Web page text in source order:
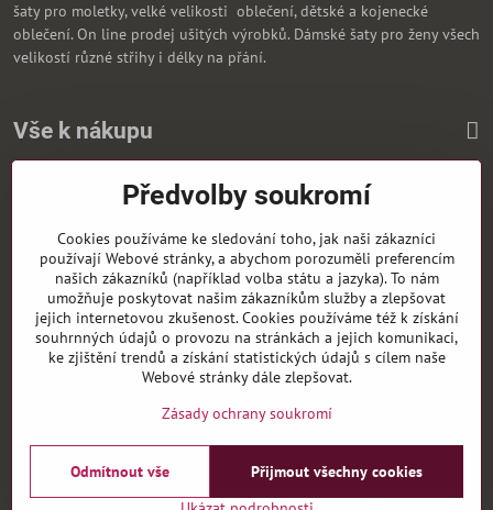
šaty pro moletky, velké velikosti oblečení, dětské a kojenecké
oblečení. On line prodej ušitých výrobků. Dámské šaty pro ženy všech
velikostí různé střihy i délky na přání.
Vše k nákupu
Zasíláme i na Slovensko
©2026CopyrightPředvolby soukromíZásady ochrany soukromí
Předvolby soukromí
Cookies používáme ke sledování toho, jak naši zákazníci
používají Webové stránky, a abychom porozuměli preferencím
našich zákazníků (například volba státu a jazyka). To nám
umožňuje poskytovat našim zákazníkům služby a zlepšovat
jejich internetovou zkušenost. Cookies používáme též k získání
souhrnných údajů o provozu na stránkách a jejich komunikaci,
ke zjištění trendů a získání statistických údajů s cílem naše
Webové stránky dále zlepšovat.
Zásady ochrany soukromí
Přijmout všechny cookies
Odmítnout vše